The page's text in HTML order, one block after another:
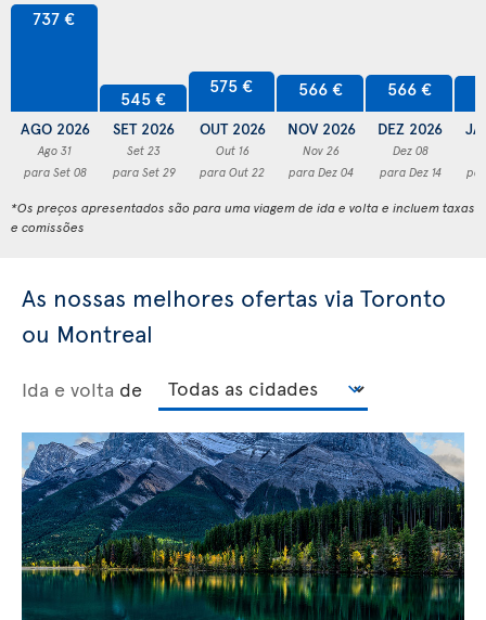
737 €
AGO 2026
Ago 31
para Set 08
545 €
SET 2026
Set 23
para Set 29
575 €
OUT 2026
Out 16
para Out 22
566 €
NOV 2026
Nov 26
para Dez 04
566 €
DEZ 2026
Dez 08
para Dez 14
*Os preços apresentados são para uma viagem de ida e volta e incluem taxas
e comissões
As nossas melhores ofertas via Toronto
ou Montreal
Ida e volta de